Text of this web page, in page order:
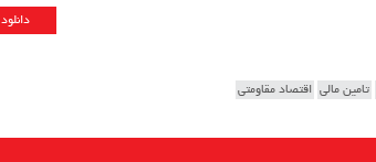
دانلود PDF
تامین مالی اقتصاد مقاومتی